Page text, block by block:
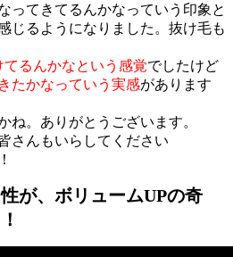
ってきてるんかなっていう印象と
じるようになりました。抜け毛も
てるんかなという感覚でしたけど
たかなっていう実感があります
ね。ありがとうございます。
さんもいらしてください
が、ボリュームUPの奇